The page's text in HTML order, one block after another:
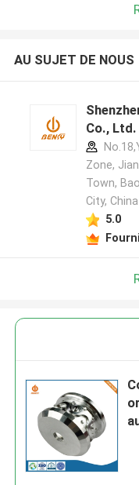
AU SUJET DE NOUS
Co.,
Zone,
Town,
City,
5.0